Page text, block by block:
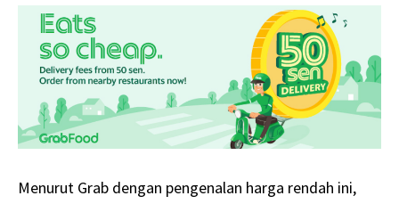
Menurut Grab dengan pengenalan harga rendah ini,